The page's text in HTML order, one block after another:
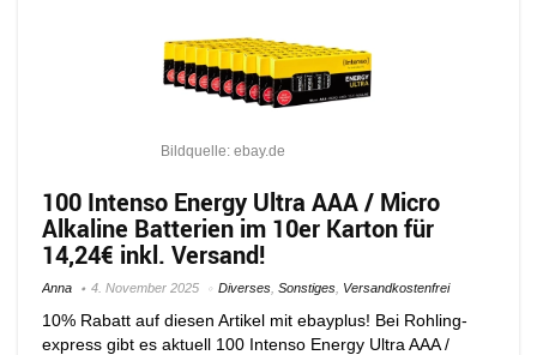
Bildquelle: ebay.de
100 Intenso Energy Ultra AAA / Micro
Alkaline Batterien im 10er Karton für
14,24€ inkl. Versand!
Anna 4. November 2025 Diverses Sonstiges Versandkostenfrei
10% Rabatt auf diesen Artikel mit ebayplus! Bei Rohling-
express gibt es aktuell 100 Intenso Energy Ultra AAA /